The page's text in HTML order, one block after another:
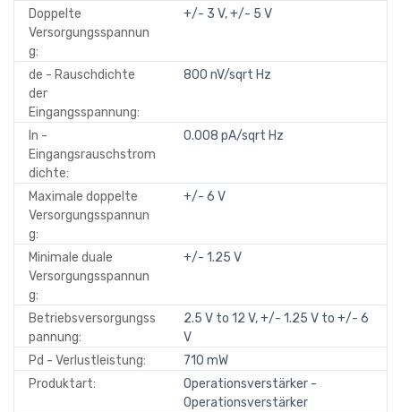
Doppelte
Versorgungsspannun
g:
+/- 3 V, +/- 5 V
de - Rauschdichte
der
Eingangsspannung:
800 nV/sqrt Hz
In -
Eingangsrauschstrom
dichte:
0.008 pA/sqrt Hz
Maximale doppelte
Versorgungsspannun
g:
+/- 6 V
Minimale duale
Versorgungsspannun
g:
+/- 1.25 V
Betriebsversorgungss
pannung:
2.5 V to 12 V, +/- 1.25 V to +/- 6
V
Pd - Verlustleistung:
710 mW
Produktart:
Operationsverstärker -
Operationsverstärker